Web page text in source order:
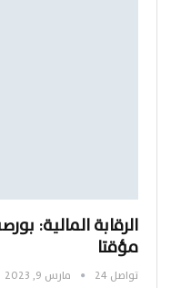
مؤقتا
تواصل 24 مارس 9, 2023